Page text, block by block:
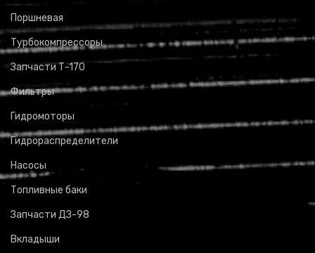
Поршневая
Турбокомпрессоры
Запчасти Т-170
Фильтры
Гидромоторы
Гидрораспределители
Насосы
Топливные баки
Запчасти ДЗ-98
Вкладыши